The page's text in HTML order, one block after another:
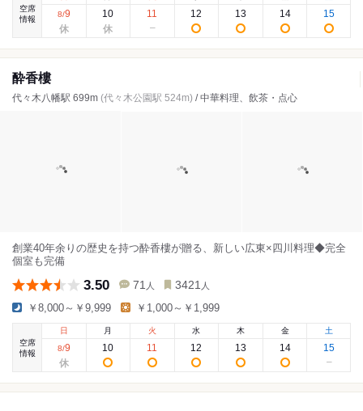
空席
情報
8/9 10 11 12 13 14 15
酔香樓
代々木八幡駅 699m (代々木公園駅 524m) / 中華料理、飲茶・点心
創業40年余りの歴史を持つ酔香樓が贈る、新しい広東×四川料理◆完全
個室も完備
3.50 71 人 3421 人
￥8,000～￥9,999 ￥1,000～￥1,999
空席
情報
日
8/9
月
10
火
11
水
12
木
13
金
14
土
15